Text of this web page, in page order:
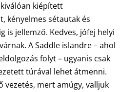
kiépített
kényelmes sétautak és
is jellemző. Kedves, jófej helyi
A Saddle islandre – ahol
folyt – ugyanis csak
túrával lehet átmenni.
vezetés, mert amúgy, valljuk